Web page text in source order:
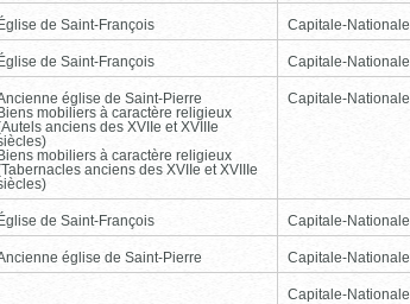
de Saint-François Capitale-Nationale
de Saint-François Capitale-Nationale
église de Saint-Pierre
mobiliers à caractère religieux
anciens des XVIIe et XVIIIe
mobiliers à caractère religieux
anciens des XVIIe et XVIIIe
Capitale-Nationale
de Saint-François Capitale-Nationale
église de Saint-Pierre Capitale-Nationale
Capitale-Nationale